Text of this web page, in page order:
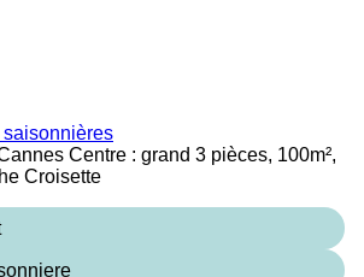
Centre : grand 3 pièces, 100m²,
Croisette